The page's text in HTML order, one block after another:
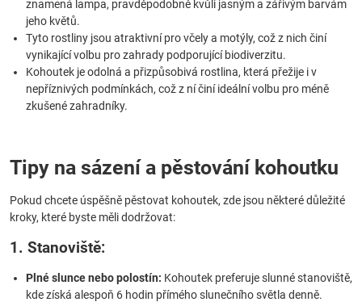
znamená lampa, pravděpodobně kvůli jasným a zářivým barvám
jeho květů.
Tyto rostliny jsou atraktivní pro včely a motýly, což z nich činí
vynikající volbu pro zahrady podporující biodiverzitu.
Kohoutek je odolná a přizpůsobivá rostlina, která přežije i v
nepříznivých podmínkách, což z ní činí ideální volbu pro méně
zkušené zahradníky.
Tipy na sázení a pěstování kohoutku
Pokud chcete úspěšně pěstovat kohoutek, zde jsou některé důležité
kroky, které byste měli dodržovat:
1. Stanoviště:
Plné slunce nebo polostín: Kohoutek preferuje slunné stanoviště,
kde získá alespoň 6 hodin přímého slunečního světla denně.